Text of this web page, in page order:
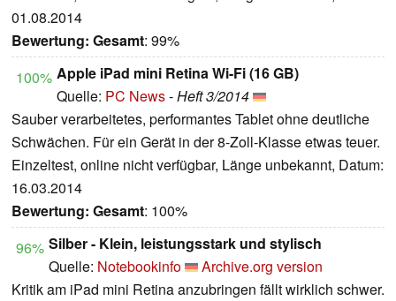
01.08.2014
Bewertung: Gesamt: 99%
100% Apple iPad mini Retina Wi-Fi (16 GB)
Quelle: PC News-Heft 3/2014
Sauber verarbeitetes, performantes Tablet ohne deutliche
Schwächen. Für ein Gerät in der 8-Zoll-Klasse etwas teuer.
Einzeltest, online nicht verfügbar, Länge unbekannt, Datum:
16.03.2014
Bewertung: Gesamt: 100%
96% Silber - Klein, leistungsstark und stylisch
Quelle: Notebookinfo
Archive.org version
Kritik am iPad mini Retina anzubringen fällt wirklich schwer.